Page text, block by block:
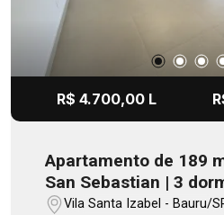
R$ 4.700,00 L
Apartamento de 189
San Sebastian | 3
1 vaga
Vila Santa Izabel - Bauru/